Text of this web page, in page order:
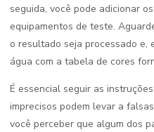
seguida, você pode adicionar
equipamentos de teste.
o resultado seja processado e,
água com a tabela de cores
É essencial seguir as
imprecisos podem levar a
você perceber que algum dos